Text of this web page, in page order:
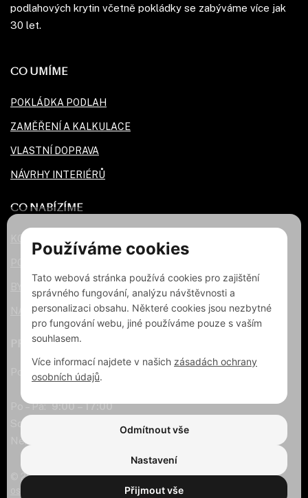
podlahových krytin včetně pokládky se zabýváme více jak
30 let.
CO UMÍME
POKLÁDKA PODLAH
ZAMĚŘENÍ A KALKULACE
VLASTNÍ DOPRAVA
NÁVRHY INTERIÉRŮ
CO NABÍZÍME
KOBERCE
BYTOVÝ TEXTIL
NAŠE SLUŽBY
PRODEJNA ZLÍN
Potoky 552, Zlín 765 01
Po – Pá:9:00 – 17:00
So:
Ne: zavřeno
© 2026 Franc s. r. o. | Všechna práva vyhrazena |Ochrana
| Tvorba webu:Galandr.com
Používáme cookies
Tato webová stránka používá cookies pro zajištění
správného fungování, analýzu návštěvnosti a
personalizaci obsahu. Některé cookies jsou nezbytné
pro fungování webu, jiné používáme pouze s vaším
souhlasem.
Více informací najdete v našich zásadách ochrany
osobních údajů.
Odmítnout vše
Nastavení
Přijmout vše